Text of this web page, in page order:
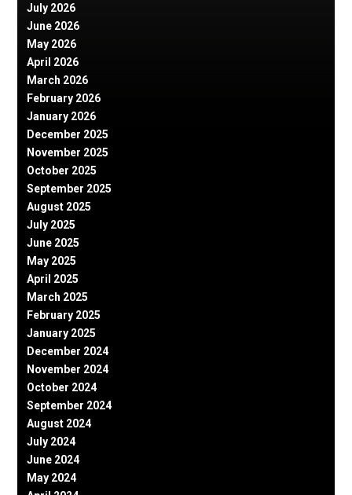
July 2026
June 2026
May 2026
April 2026
March 2026
February 2026
January 2026
December 2025
November 2025
October 2025
September 2025
August 2025
July 2025
June 2025
May 2025
April 2025
March 2025
February 2025
January 2025
December 2024
November 2024
October 2024
September 2024
August 2024
July 2024
June 2024
May 2024